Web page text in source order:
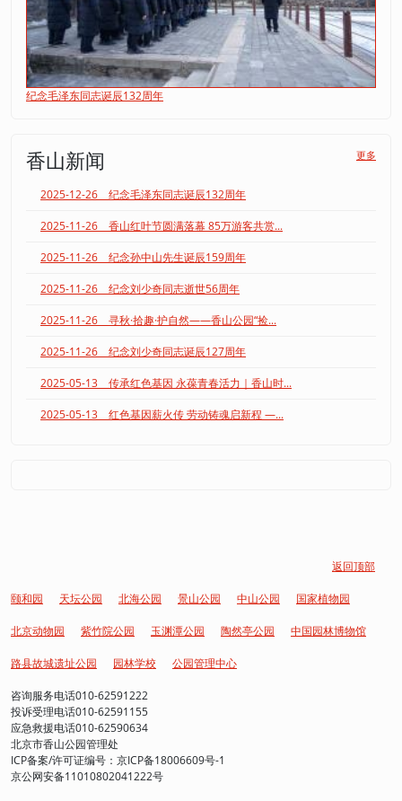
纪念毛泽东同志诞辰132周年
香山新闻 更多
2025-12-26 纪念毛泽东同志诞辰132周年
2025-11-26 香山红叶节圆满落幕 85万游客共赏...
2025-11-26 纪念孙中山先生诞辰159周年
2025-11-26 纪念刘少奇同志逝世56周年
2025-11-26 寻秋·拾趣·护自然——香山公园“捡...
2025-11-26 纪念刘少奇同志诞辰127周年
2025-05-13 传承红色基因 永葆青春活力｜香山时...
2025-05-13 红色基因薪火传 劳动铸魂启新程 —...
返回顶部
颐和园 天坛公园 北海公园 景山公园 中山公园 国家植物园
北京动物园 紫竹院公园 玉渊潭公园 陶然亭公园 中国园林博物馆
路县故城遗址公园 园林学校 公园管理中心
咨询服务电话010-62591222
投诉受理电话010-62591155
应急救援电话010-62590634
北京市香山公园管理处
ICP备案/许可证编号：京ICP备18006609号-1
京公网安备11010802041222号